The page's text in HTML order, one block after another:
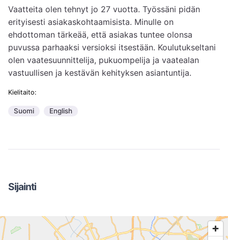
Vaatteita olen tehnyt jo 27 vuotta. Työssäni pidän
erityisesti asiakaskohtaamisista. Minulle on
ehdottoman tärkeää, että asiakas tuntee olonsa
puvussa parhaaksi versioksi itsestään. Koulutukseltani
olen vaatesuunnittelija, pukuompelija ja vaatealan
vastuullisen ja kestävän kehityksen asiantuntija.
Kielitaito:
Suomi English
Sijainti